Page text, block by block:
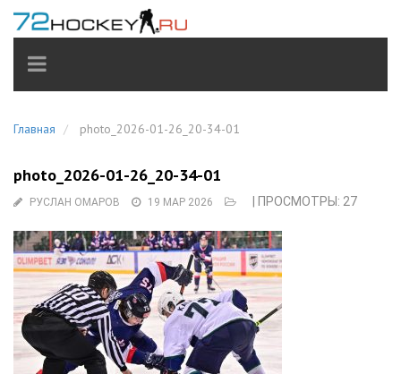
TOGGLE
NAVIGATION
Главная photo_2026-01-26_20-34-01
photo_2026-01-26_20-34-01
РУСЛАН ОМАРОВ 19 МАР 2026 | ПРОСМОТРЫ: 27